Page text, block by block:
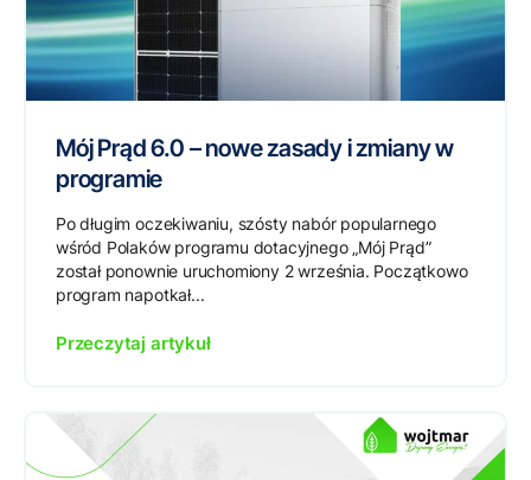
Mój Prąd 6.0 – nowe zasady i zmiany w
programie
Po długim oczekiwaniu, szósty nabór popularnego
wśród Polaków programu dotacyjnego „Mój Prąd”
został ponownie uruchomiony 2 września. Początkowo
program napotkał...
Przeczytaj artykuł